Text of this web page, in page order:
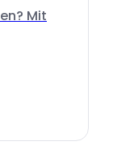
Mit